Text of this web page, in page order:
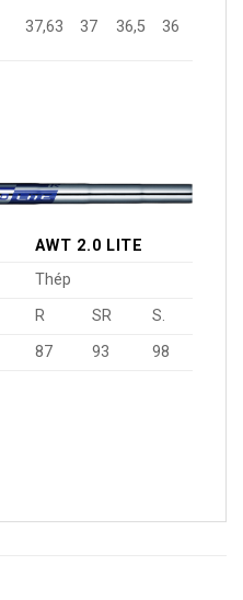
37,63 37 36,5 36
AWT 2.0 LITE
Thép
R SR
S.
87 93 98